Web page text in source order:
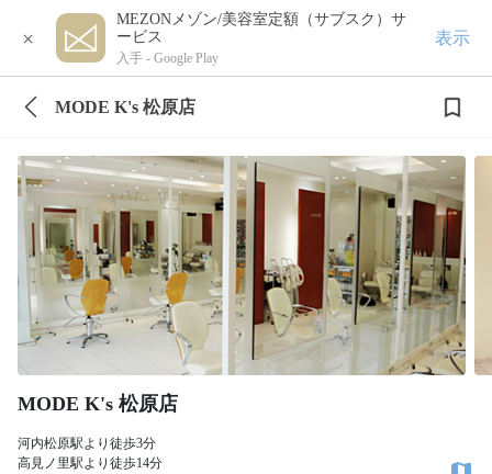
×
MEZONメゾン/美容室定額（サブスク）サ
ービス
入手 - Google Play
表示
MODE K's 松原店
MODE K's 松原店
河内松原駅より徒歩3分
高見ノ里駅より徒歩14分